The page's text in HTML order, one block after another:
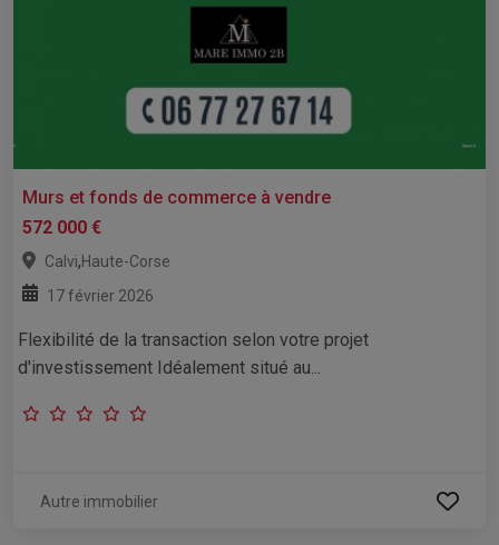
Murs et fonds de commerce à vendre
572 000 €
Calvi,Haute-Corse
17 février 2026
Flexibilité de la transaction selon votre projet
d'investissement Idéalement situé au...
Autre immobilier